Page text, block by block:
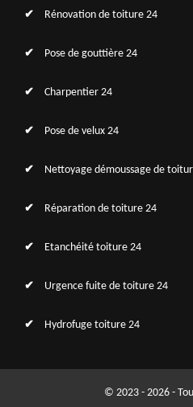
Rénovation de toiture 24
Pose de gouttière 24
Charpentier 24
Pose de velux 24
Nettoyage démoussage de
Réparation de toiture 24
Etanchéité toiture 24
Urgence fuite de toiture 24
Hydrofuge toiture 24
© 2023 - 2026 -